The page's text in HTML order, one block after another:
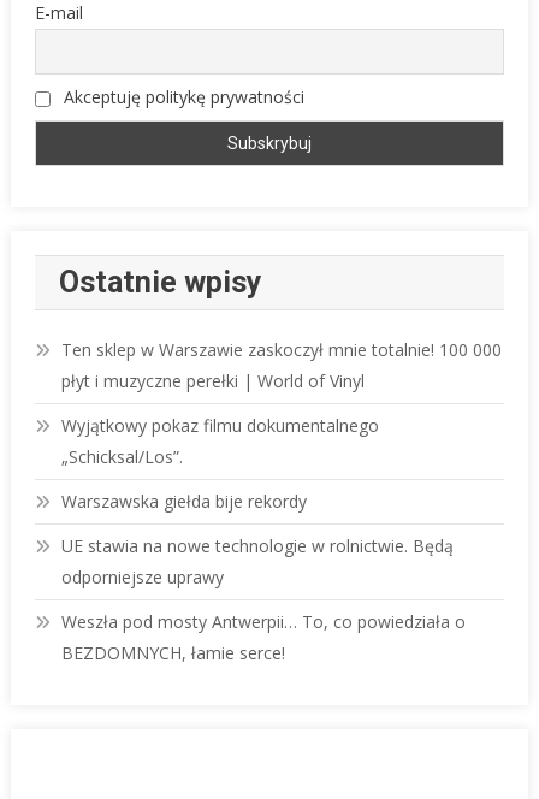
E-mail
Akceptuję politykę prywatności
Ostatnie wpisy
Ten sklep w Warszawie zaskoczył mnie totalnie! 100 000
płyt i muzyczne perełki | World of Vinyl
Wyjątkowy pokaz filmu dokumentalnego
„Schicksal/Los”.
Warszawska giełda bije rekordy
UE stawia na nowe technologie w rolnictwie. Będą
odporniejsze uprawy
Weszła pod mosty Antwerpii… To, co powiedziała o
BEZDOMNYCH, łamie serce!